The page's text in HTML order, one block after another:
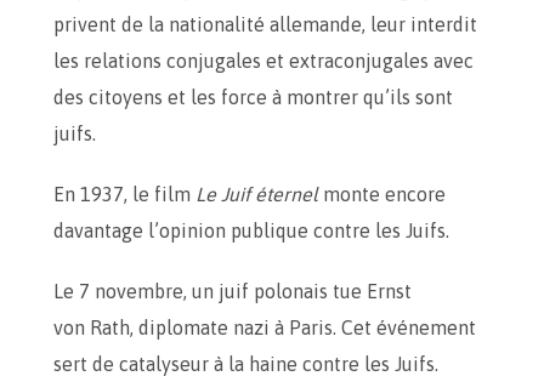
privent de la nationalité allemande, leur interdit
les relations conjugales et extraconjugales avec
des citoyens et les force à montrer qu’ils sont
juifs.
En 1937, le film Le Juif éternelmonte encore
davantage l’opinion publique contre les Juifs.
Le 7 novembre, un juif polonais tue Ernst
von Rath, diplomate nazi à Paris. Cet événement
sert de catalyseur à la haine contre les Juifs.